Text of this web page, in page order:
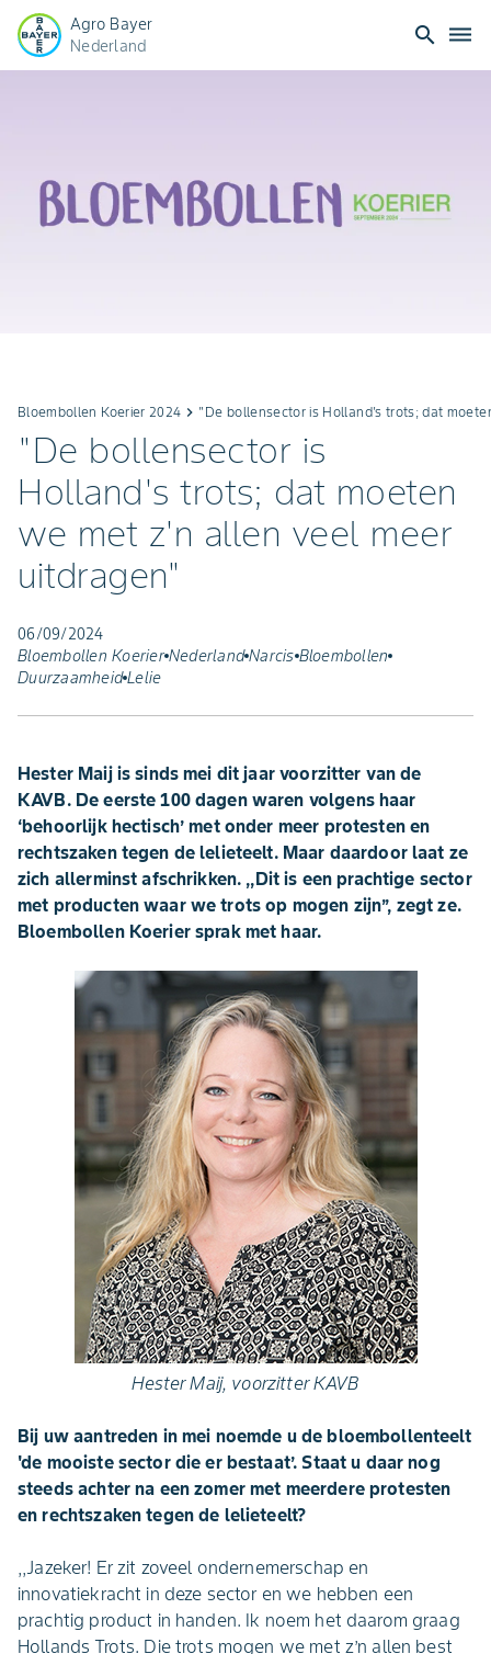
Agro Bayer
Nederland
search dehaze
Bloembollen Koerier 2024 keyboard_arrow_right "De bollensector is Holland's trots; dat
"De bollensector is
Holland's trots; dat moeten
we met z'n allen veel meer
uitdragen"
06/09/2024
Bloembollen Koerier Nederland Narcis Bloembollen
Duurzaamheid Lelie
Hester Maij is sinds mei dit jaar voorzitter van de
KAVB. De eerste 100 dagen waren volgens haar
‘behoorlijk hectisch’ met onder meer protesten en
rechtszaken tegen de lelieteelt. Maar daardoor laat ze
zich allerminst afschrikken. ,,Dit is een prachtige sector
met producten waar we trots op mogen zijn’’, zegt ze.
Bloembollen Koerier sprak met haar.
Hester Maij, voorzitter KAVB
Bij uw aantreden in mei noemde u de bloembollenteelt
'de mooiste sector die er bestaat’. Staat u daar nog
steeds achter na een zomer met meerdere protesten
en rechtszaken tegen de lelieteelt?
,,Jazeker! Er zit zoveel ondernemerschap en
innovatiekracht in deze sector en we hebben een
prachtig product in handen. Ik noem het daarom graag
Hollands Trots. Die trots mogen we met z’n allen best